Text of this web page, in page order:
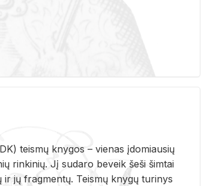
teis­mų kny­gos – vie­nas įdo­miau­sių
rin­ki­nių. Jį su­da­ro be­veik šeši šim­tai
jų frag­men­tų. Teis­mų kny­gų tu­ri­nys